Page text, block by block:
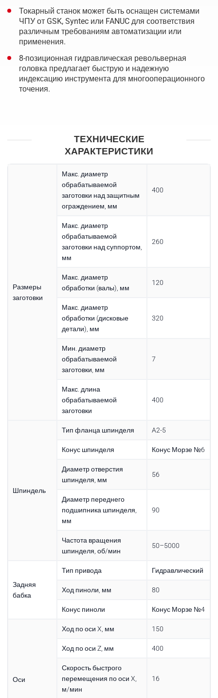
Токарный станок может быть оснащен системами
ЧПУ от GSK, Syntec или FANUC для соответствия
различным требованиям автоматизации или
применения.
8-позиционная гидравлическая револьверная
головка предлагает быструю и надежную
индексацию инструмента для многооперационного
точения.
ТЕХНИЧЕСКИЕ
ХАРАКТЕРИСТИКИ
Размеры
заготовки
Макс. диаметр
обрабатываемой
заготовки над защитным
ограждением, мм
400
Макс. диаметр
обрабатываемой
заготовки над суппортом,
мм
260
Макс. диаметр
обработки (валы), мм
120
Макс. диаметр
обработки (дисковые
детали), мм
320
Мин. диаметр
обрабатываемой
заготовки, мм
7
Макс. длина
обрабатываемой
заготовки
400
Шпиндель
Тип фланца шпинделя A2-5
Конус шпинделя Конус Морзе №6
Диаметр отверстия
шпинделя, мм
56
Диаметр переднего
подшипника шпинделя,
мм
90
Частота вращения
шпинделя, об/мин
50–5000
Задняя
бабка
Тип привода Гидравлический
Ход пиноли, мм 80
Конус пиноли Конус Морзе №4
Оси
Ход по оси X, мм 150
Ход по оси Z, мм 400
Скорость быстрого
перемещения по оси X,
м/мин
16